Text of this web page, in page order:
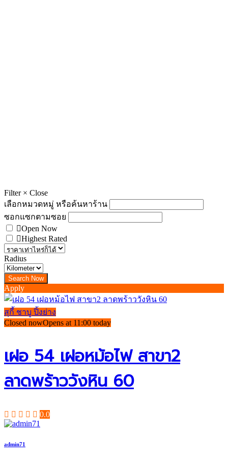
Filter × Close
เลือกหมวดหมู่ หรือค้นหาร้าน
ซอกแซกตามซอย
Open Now
Highest Rated
Radius
Apply
สุกี้ ชาบู ปิ้งย่าง
Closed nowOpens at 11:00 today
เฝอ 54 เฝอหม้อไฟ สาขา2
ลาดพร้าววังหิน 60
0.0
admin71